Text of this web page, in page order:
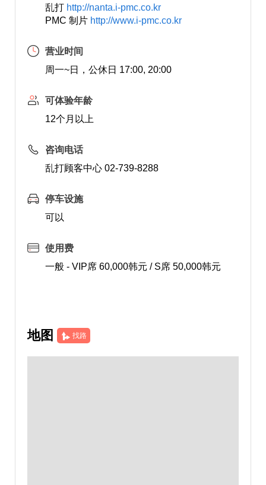
乱打 http://nanta.i-pmc.co.kr
PMC 制片 http://www.i-pmc.co.kr
营业时间
周一~日，公休日 17:00, 20:00
可体验年龄
12个月以上
咨询电话
乱打顾客中心 02-739-8288
停车设施
可以
使用费
一般 - VIP席 60,000韩元 / S席 50,000韩元
地图 找路